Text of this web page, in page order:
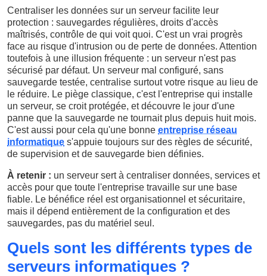
Centraliser les données sur un serveur facilite leur
protection : sauvegardes régulières, droits d'accès
maîtrisés, contrôle de qui voit quoi. C'est un vrai progrès
face au risque d'intrusion ou de perte de données. Attention
toutefois à une illusion fréquente : un serveur n'est pas
sécurisé par défaut. Un serveur mal configuré, sans
sauvegarde testée, centralise surtout votre risque au lieu de
le réduire. Le piège classique, c'est l'entreprise qui installe
un serveur, se croit protégée, et découvre le jour d'une
panne que la sauvegarde ne tournait plus depuis huit mois.
C'est aussi pour cela qu'une bonne entreprise réseau
informatique s'appuie toujours sur des règles de sécurité,
de supervision et de sauvegarde bien définies.
À retenir : un serveur sert à centraliser données, services et
accès pour que toute l'entreprise travaille sur une base
fiable. Le bénéfice réel est organisationnel et sécuritaire,
mais il dépend entièrement de la configuration et des
sauvegardes, pas du matériel seul.
Quels sont les différents types de
serveurs informatiques ?